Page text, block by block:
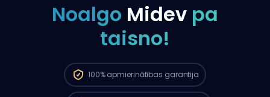
Noalgo Midev pa
taisno!
100%apmierinātības garantija
Pasūtījums automātiski tiks piešķirts šim
ilgāks nekā tad, ja tu veiktu parasto
pasūtījumu caur mājaslapu.